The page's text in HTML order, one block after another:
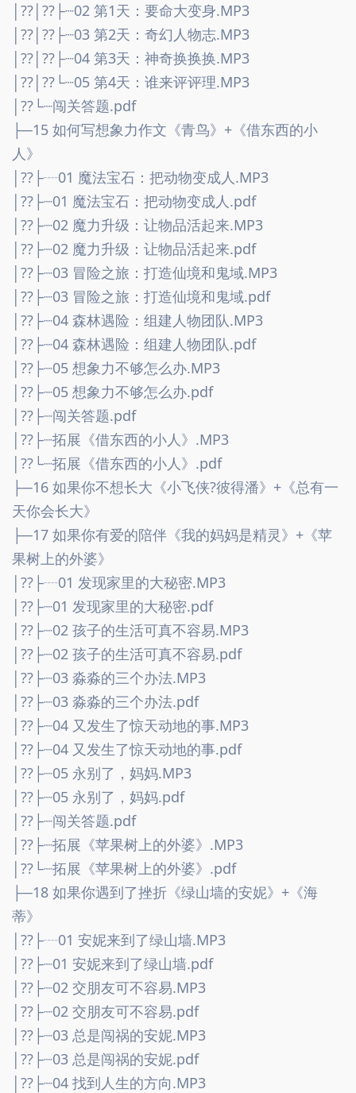
│??│??├┈02 第1天：要命大变身.MP3
│??│??├┈03 第2天：奇幻人物志.MP3
│??│??├┈04 第3天：神奇换换换.MP3
│??│??└┈05 第4天：谁来评评理.MP3
│??└┈闯关答题.pdf
├─15 如何写想象力作文《青鸟》+《借东西的小
人》
│??├┈01 魔法宝石：把动物变成人.MP3
│??├┈01 魔法宝石：把动物变成人.pdf
│??├┈02 魔力升级：让物品活起来.MP3
│??├┈02 魔力升级：让物品活起来.pdf
│??├┈03 冒险之旅：打造仙境和鬼域.MP3
│??├┈03 冒险之旅：打造仙境和鬼域.pdf
│??├┈04 森林遇险：组建人物团队.MP3
│??├┈04 森林遇险：组建人物团队.pdf
│??├┈05 想象力不够怎么办.MP3
│??├┈05 想象力不够怎么办.pdf
│??├┈闯关答题.pdf
│??├┈拓展《借东西的小人》.MP3
│??└┈拓展《借东西的小人》.pdf
├─16 如果你不想长大《小飞侠?彼得潘》+《总有一
天你会长大》
├─17 如果你有爱的陪伴《我的妈妈是精灵》+《苹
果树上的外婆》
│??├┈01 发现家里的大秘密.MP3
│??├┈01 发现家里的大秘密.pdf
│??├┈02 孩子的生活可真不容易.MP3
│??├┈02 孩子的生活可真不容易.pdf
│??├┈03 淼淼的三个办法.MP3
│??├┈03 淼淼的三个办法.pdf
│??├┈04 又发生了惊天动地的事.MP3
│??├┈04 又发生了惊天动地的事.pdf
│??├┈05 永别了，妈妈.MP3
│??├┈05 永别了，妈妈.pdf
│??├┈闯关答题.pdf
│??├┈拓展《苹果树上的外婆》.MP3
│??└┈拓展《苹果树上的外婆》.pdf
├─18 如果你遇到了挫折《绿山墙的安妮》+《海
蒂》
│??├┈01 安妮来到了绿山墙.MP3
│??├┈01 安妮来到了绿山墙.pdf
│??├┈02 交朋友可不容易.MP3
│??├┈02 交朋友可不容易.pdf
│??├┈03 总是闯祸的安妮.MP3
│??├┈03 总是闯祸的安妮.pdf
│??├┈04 找到人生的方向.MP3